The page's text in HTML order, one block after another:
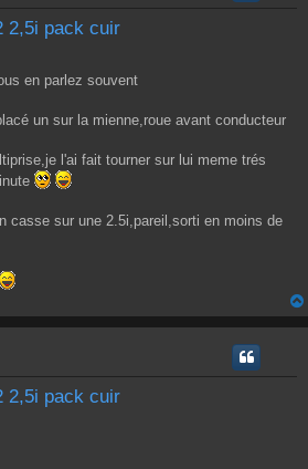
2,5i pack cuir
en parlez souvent
un sur la mienne,roue avant conducteur
l'ai fait tourner sur lui meme trés
casse sur une 2.5i,pareil,sorti en moins de
2,5i pack cuir